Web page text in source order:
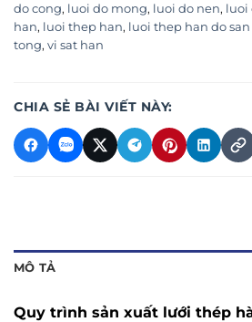
do cong, luoi do mong, luoi do nen, luoi
han, luoi thep han, luoi thep han do
tong, vi sat han
CHIA SẺ BÀI VIẾT NÀY:
MÔ TẢ
Quy trình sản xuất lưới thép